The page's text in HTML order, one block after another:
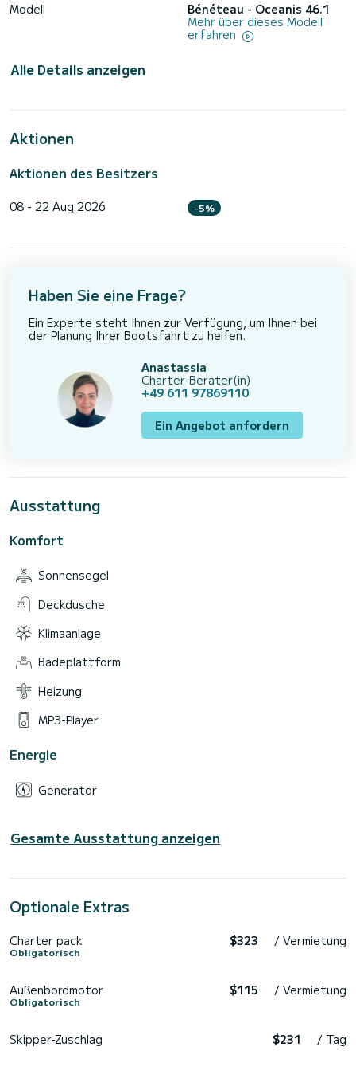
Modell
Bénéteau - Oceanis 46.1
Mehr über dieses Modell
erfahren
Alle Details anzeigen
Aktionen
Aktionen des Besitzers
08 - 22 Aug 2026 -5%
Haben Sie eine Frage?
Ein Experte steht Ihnen zur Verfügung, um Ihnen bei
der Planung Ihrer Bootsfahrt zu helfen.
Anastassia
Charter-Berater(in)
+49 611 97869110
Ein Angebot anfordern
Ausstattung
Komfort
Sonnensegel
Deckdusche
Klimaanlage
Badeplattform
Heizung
MP3-Player
Energie
Generator
Gesamte Ausstattung anzeigen
Optionale Extras
Charter pack
Obligatorisch
$323 / Vermietung
Außenbordmotor
Obligatorisch
$115 / Vermietung
Skipper-Zuschlag $231 / Tag